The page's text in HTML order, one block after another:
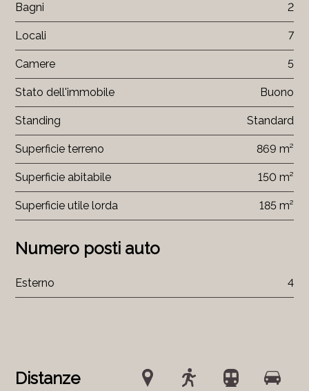
Distanze
Bagni 2
Locali 7
Camere 5
Stato dell'immobile Buono
Standing Standard
Superficie terreno 869 m²
Superficie abitabile 150 m²
Superficie utile lorda 185 m²
Numero posti auto
Esterno 4